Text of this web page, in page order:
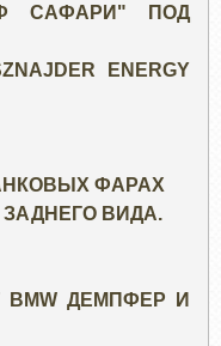
САФАРИ" ПОД
ENERGY
ФАРАХ
ВИДА.
BMW ДЕМПФЕР И